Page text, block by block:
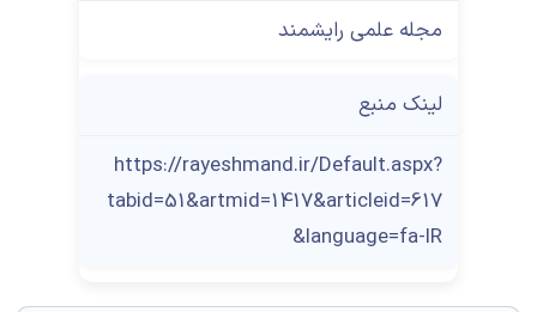
مجله علمی رایشمند
لینک منبع
https://rayeshmand.ir/Default.aspx?
tabid=51&artmid=1417&articleid=617
&language=fa-IR